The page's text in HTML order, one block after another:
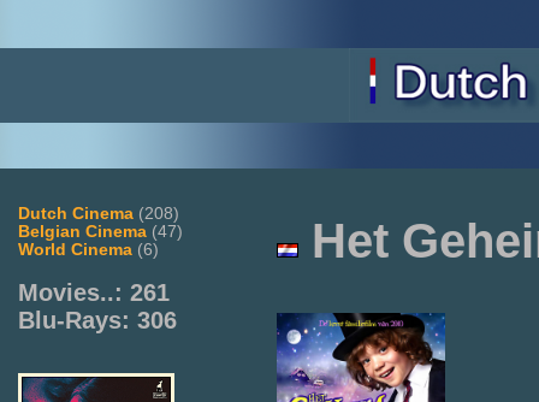
Dutch Cinema (208)
Belgian Cinema (47)
World Cinema (6)
Movies..: 261
Blu-Rays: 306
Het